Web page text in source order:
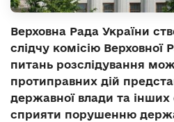
Верховна Рада України
слідчу комісію Верховної
питань розслідування
протиправних дій
державної влади та інших
сприяти порушенню